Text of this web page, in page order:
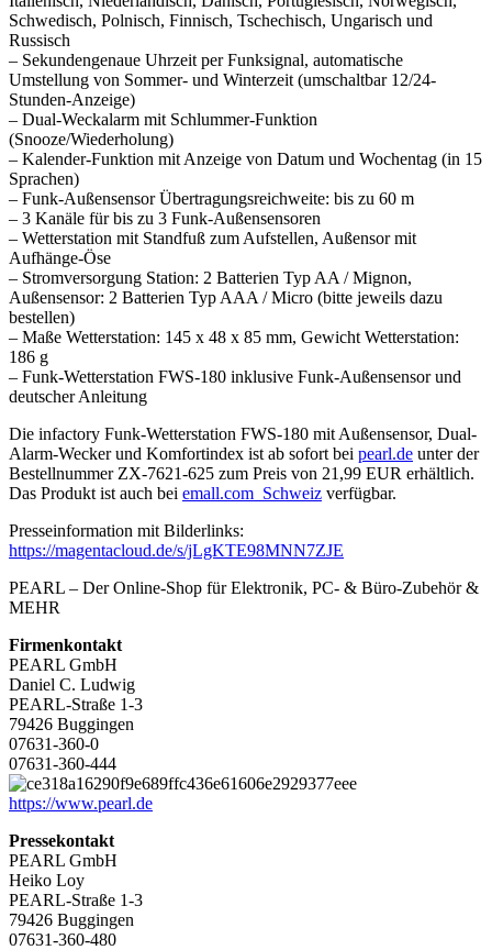
Schwedisch, Polnisch, Finnisch, Tschechisch, Ungarisch und
Russisch
– Sekundengenaue Uhrzeit per Funksignal, automatische
Umstellung von Sommer- und Winterzeit (umschaltbar 12/24-
Stunden-Anzeige)
– Dual-Weckalarm mit Schlummer-Funktion
(Snooze/Wiederholung)
– Kalender-Funktion mit Anzeige von Datum und Wochentag (in 15
Sprachen)
– Funk-Außensensor Übertragungsreichweite: bis zu 60 m
– 3 Kanäle für bis zu 3 Funk-Außensensoren
– Wetterstation mit Standfuß zum Aufstellen, Außensor mit
Aufhänge-Öse
– Stromversorgung Station: 2 Batterien Typ AA / Mignon,
Außensensor: 2 Batterien Typ AAA / Micro (bitte jeweils dazu
bestellen)
– Maße Wetterstation: 145 x 48 x 85 mm, Gewicht Wetterstation:
186 g
– Funk-Wetterstation FWS-180 inklusive Funk-Außensensor und
deutscher Anleitung
Die infactory Funk-Wetterstation FWS-180 mit Außensensor, Dual-
Alarm-Wecker und Komfortindex ist ab sofort bei pearl.de unter der
Bestellnummer ZX-7621-625 zum Preis von 21,99 EUR erhältlich.
Das Produkt ist auch bei emall.com_Schweiz verfügbar.
Presseinformation mit Bilderlinks:
https://magentacloud.de/s/jLgKTE98MNN7ZJE
PEARL – Der Online-Shop für Elektronik, PC- & Büro-Zubehör &
MEHR
Firmenkontakt
PEARL GmbH
Daniel C. Ludwig
PEARL-Straße 1-3
79426 Buggingen
07631-360-0
07631-360-444
https://www.pearl.de
Pressekontakt
PEARL GmbH
Heiko Loy
PEARL-Straße 1-3
79426 Buggingen
07631-360-480